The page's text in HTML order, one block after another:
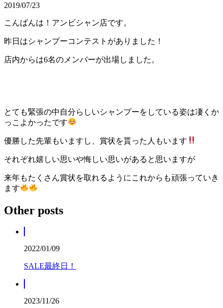
2019/07/23
こんばんは！アンビシャン店です。
昨日はシャンプーコンテストがありました！
店内からは6名のメンバーが出場しました。
とても緊張の中自分らしいシャンプーをしている姿は凄くか
っこよかったです
優勝した先輩もいますし、賞状を貰った人もいます
それぞれ嬉しい思いや悔しい思いがあると思いますが
来年もたくさん賞状を取れるようにこれからも頑張っていき
ます
Other posts
2022/01/09
SALE最終日！
2023/11/26